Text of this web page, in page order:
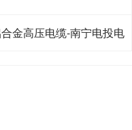
金高压电缆-南宁电投电